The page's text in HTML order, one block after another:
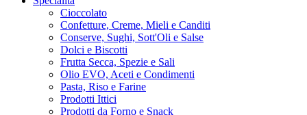
Cioccolato
Confetture, Creme, Mieli e Canditi
Conserve, Sughi, Sott'Oli e Salse
Dolci e Biscotti
Frutta Secca, Spezie e Sali
Olio EVO, Aceti e Condimenti
Pasta, Riso e Farine
Prodotti Ittici
Prodotti da Forno e Snack